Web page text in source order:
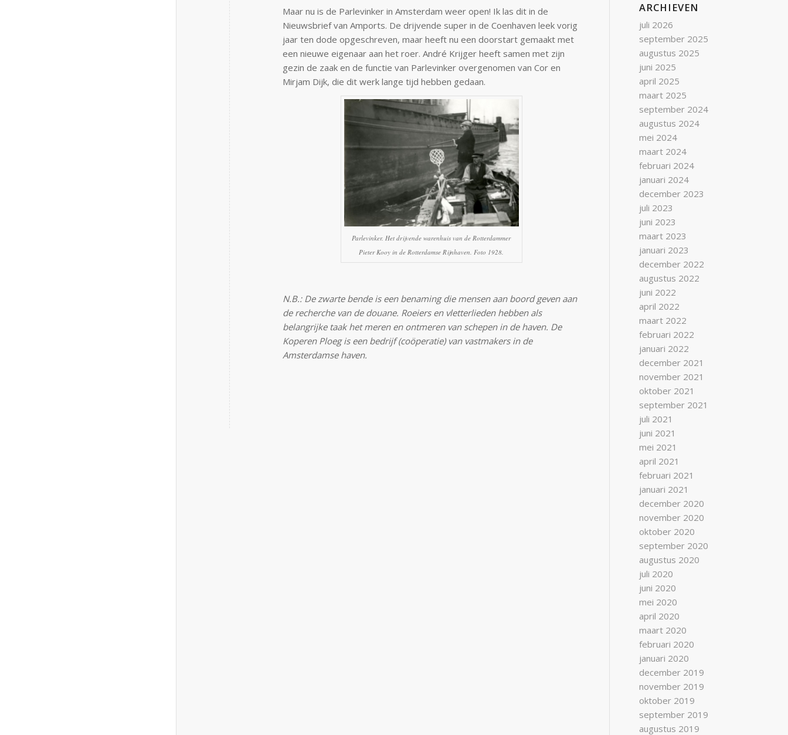
Maar nu is de Parlevinker in Amsterdam weer open! Ik las dit in de
Nieuwsbrief van Amports. De drijvende super in de Coenhaven leek vorig
jaar ten dode opgeschreven, maar heeft nu een doorstart gemaakt met
een nieuwe eigenaar aan het roer. André Krijger heeft samen met zijn
gezin de zaak en de functie van Parlevinker overgenomen van Cor en
Mirjam Dijk, die dit werk lange tijd hebben gedaan.
Parlevinker. Het drijvende warenhuis van de Rotterdammer
Pieter Kooy in de Rotterdamse Rijnhaven. Foto 1928.
N.B.: De zwarte bende is een benaming die mensen aan boord geven aan
de recherche van de douane. Roeiers en vletterlieden hebben als
belangrijke taak het meren en ontmeren van schepen in de haven. De
Koperen Ploeg is een bedrijf (coöperatie) van vastmakers in de
Amsterdamse haven.
ARCHIEVEN
juli 2026
september 2025
augustus 2025
juni 2025
april 2025
maart 2025
september 2024
augustus 2024
mei 2024
maart 2024
februari 2024
januari 2024
december 2023
juli 2023
juni 2023
maart 2023
januari 2023
december 2022
augustus 2022
juni 2022
april 2022
maart 2022
februari 2022
januari 2022
december 2021
november 2021
oktober 2021
september 2021
juli 2021
juni 2021
mei 2021
april 2021
februari 2021
januari 2021
december 2020
november 2020
oktober 2020
september 2020
augustus 2020
juli 2020
juni 2020
mei 2020
april 2020
maart 2020
februari 2020
januari 2020
december 2019
november 2019
oktober 2019
september 2019
augustus 2019